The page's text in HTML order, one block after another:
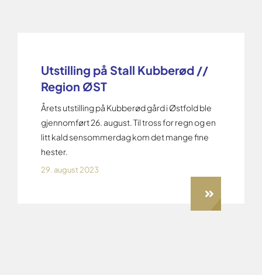
Utstilling på Stall Kubberød //
Region ØST
Årets utstilling på Kubberød gård i Østfold ble
gjennomført 26. august. Til tross for regn og en
litt kald sensommerdag kom det mange fine
hester.
29. august 2023